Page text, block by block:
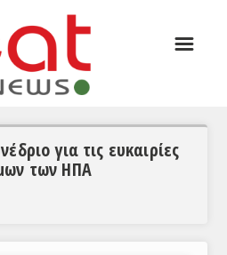
☰
για τις ευκαιρίες
των ΗΠΑ